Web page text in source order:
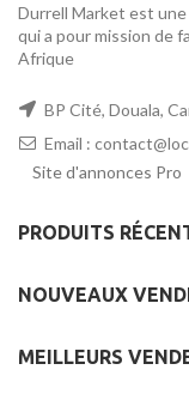
Durrell Market est
qui a pour mission de
Afrique
BP Cité, Douala,
Email :
Site d'annonces Pro
PRODUITS
NOUVEAUX
MEILLEURS